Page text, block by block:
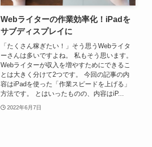
Webライターの作業効率化！iPadを
サブディスプレイに
「たくさん稼ぎたい！」そう思うWebライタ
ーさんは多いですよね。 私もそう思います。
Webライターが収入を増やすためにできるこ
とは大きく分けて2つです。 今回の記事の内
容はiPadを使った「作業スピードを上げる」
方法です。 とはいったものの、内容はiP...
2022年6月7日